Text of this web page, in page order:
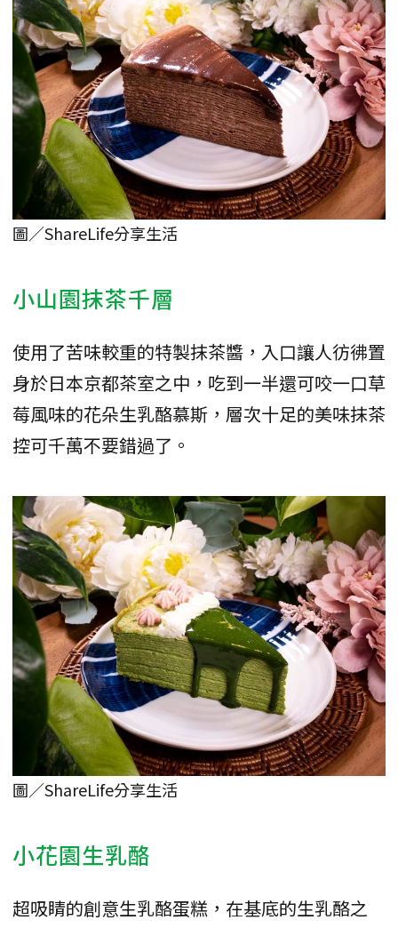
圖／ShareLife分享生活
小山園抹茶千層
使用了苦味較重的特製抹茶醬，入口讓人彷彿置
身於日本京都茶室之中，吃到一半還可咬一口草
莓風味的花朵生乳酪慕斯，層次十足的美味抹茶
控可千萬不要錯過了。
圖／ShareLife分享生活
小花園生乳酪
超吸睛的創意生乳酪蛋糕，在基底的生乳酪之